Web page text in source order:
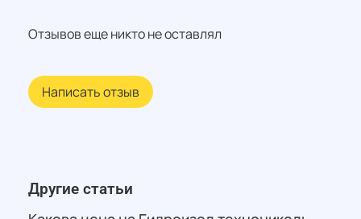
Отзывов еще никто не оставлял
Написать отзыв
Другие статьи